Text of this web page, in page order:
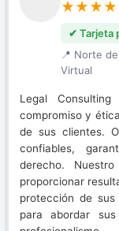
✔ Tarjeta
📍 Norte de
Virtual
Legal
compromiso y
de sus clientes.
confiables,
derecho.
proporcionar
protección de
para abordar